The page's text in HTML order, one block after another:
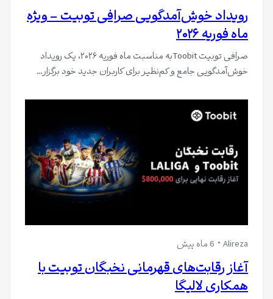
رویداد خوش‌آمدگویی صرافی توبیت – ویژه
ماه فوریه ۲۰۲۶
صرافی توبیت Toobitبه مناسبت ماه فوریه ۲۰۲۶، یک رویداد
خوش‌آمدگویی جامع و کم‌نظیر برای کاربران جدید خود برگزار…
Alireza 6 ماه پیش
آغاز رقابت‌های قهرمانی نخبگان توبیت با
همکاری لالیگا